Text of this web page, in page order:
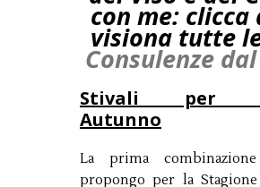
con me: clicca
visiona tutte
Consulenze
Stivali per
Autunno
La prima
propongo per la